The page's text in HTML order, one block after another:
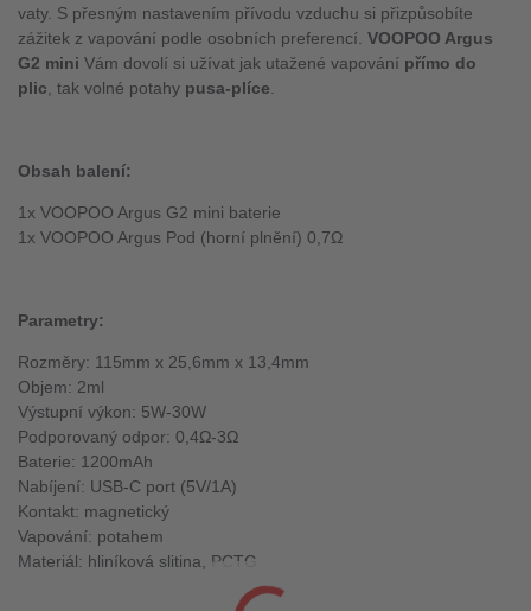
vaty. S přesným nastavením přívodu vzduchu si přizpůsobíte
zážitek z vapování podle osobních preferencí. VOOPOO Argus
G2 mini Vám dovolí si užívat jak utažené vapování přímo do
plic, tak volné potahy pusa-plíce.
Obsah balení:
1x VOOPOO Argus G2 mini baterie
1x VOOPOO Argus Pod (horní plnění) 0,7Ω
Parametry:
Rozměry: 115mm x 25,6mm x 13,4mm
Objem: 2ml
Výstupní výkon: 5W-30W
Podporovaný odpor: 0,4Ω-3Ω
Baterie: 1200mAh
Nabíjení: USB-C port (5V/1A)
Kontakt: magnetický
Vapování: potahem
Materiál: hliníková slitina, PCTG